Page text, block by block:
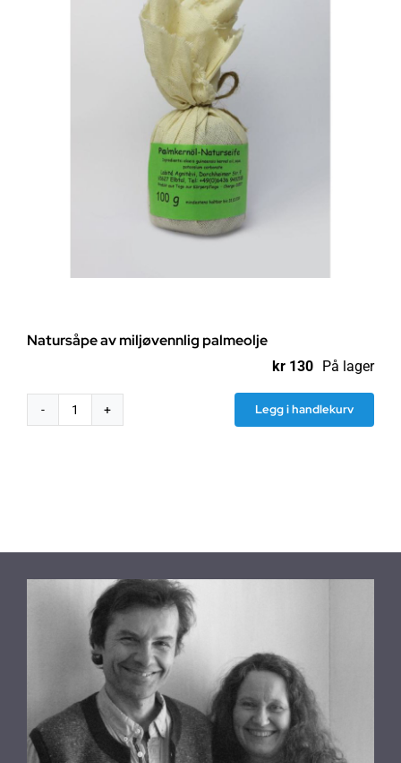
Natursåpe av miljøvennlig palmeolje
kr 130 På lager
Natursåpe
Legg i handlekurv